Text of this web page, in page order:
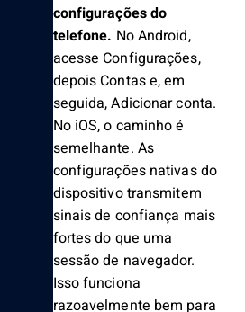
configurações do
telefone. No Android,
acesse Configurações,
depois Contas e, em
seguida, Adicionar conta.
No iOS, o caminho é
semelhante. As
configurações nativas do
dispositivo transmitem
sinais de confiança mais
fortes do que uma
sessão de navegador.
Isso funciona
razoavelmente bem para